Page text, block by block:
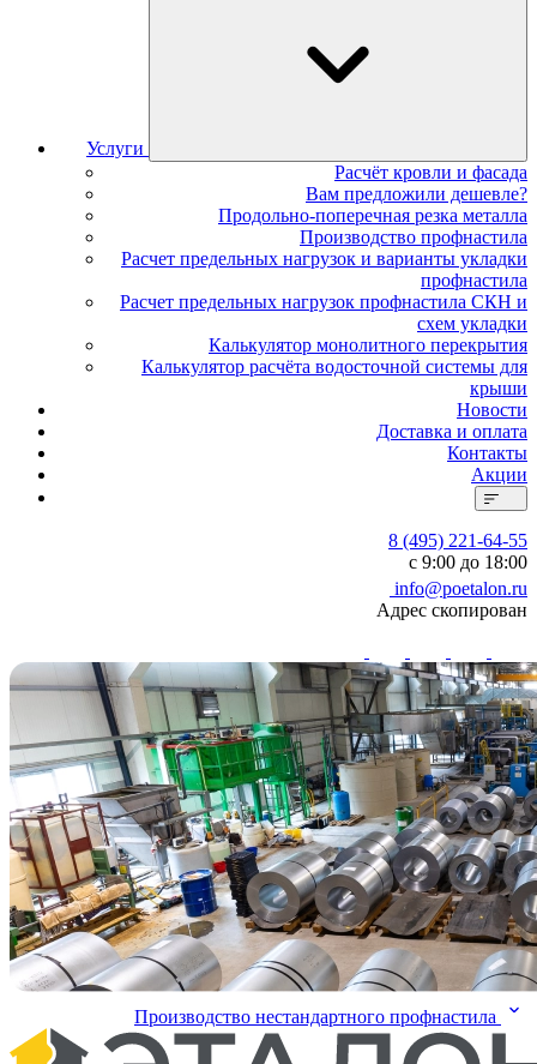
Услуги
Расчёт кровли и фасада
Вам предложили дешевле?
Продольно-поперечная резка металла
Производство профнастила
Расчет предельных нагрузок и варианты укладки
профнастила
Расчет предельных нагрузок профнастила СКН и
схем укладки
Калькулятор монолитного перекрытия
Калькулятор расчёта водосточной системы для
крыши
Новости
Доставка и оплата
Контакты
Акции
8 (495) 221-64-55
с 9:00 до 18:00
info@poetalon.ru
Адрес скопирован
Производство нестандартного профнастила